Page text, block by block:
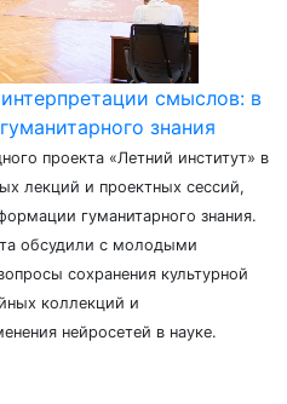
смыслов: в
знания
проекта «Летний институт» в
лекций и проектных сессий,
гуманитарного знания.
обсудили с молодыми
сохранения культурной
коллекций и
нейросетей в науке.